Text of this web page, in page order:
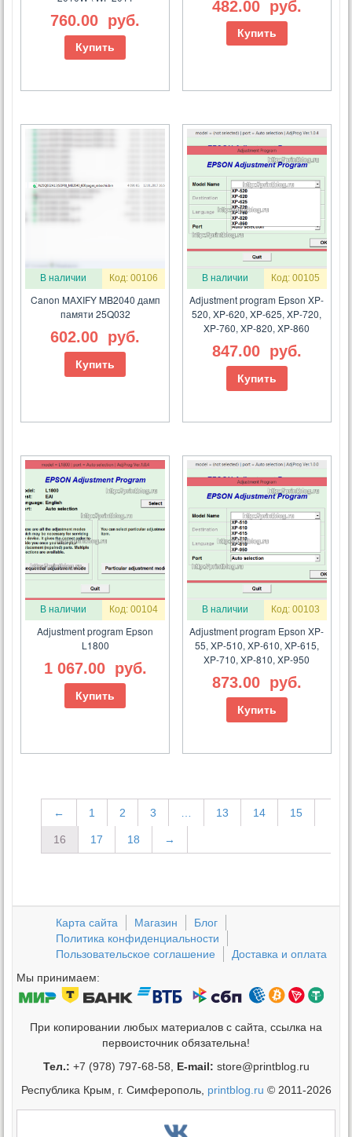
760.00 руб.
Купить
482.00 руб.
Купить
В наличии Код: 00106
Canon MAXIFY MB2040 дамп
памяти 25Q032
602.00 руб.
Купить
В наличии Код: 00105
Adjustment program Epson XP-
520, XP-620, XP-625, XP-720,
XP-760, XP-820, XP-860
847.00 руб.
Купить
В наличии Код: 00104
Adjustment program Epson
L1800
1 067.00 руб.
Купить
В наличии Код: 00103
Adjustment program Epson XP-
55, XP-510, XP-610, XP-615,
XP-710, XP-810, XP-950
873.00 руб.
Купить
← 1 2 3 13 14 15
16 17 18 →
Карта сайта Магазин
Блог
Политика конфиденциальности
Пользовательское соглашение
Доставка и оплата
Мы принимаем:
При копировании любых материалов с сайта, ссылка на
первоисточник обязательна!
Тел.: +7 (978) 797-68-58, E-mail: store@printblog.ru
Республика Крым, г. Симферополь, printblog.ru © 2011-2026